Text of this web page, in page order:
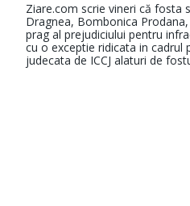
Ziare.com scrie vineri că fosta
Dragnea, Bombonica
prag al prejudiciului pentru
cu o exceptie ridicata in cadrul
judecata de ICCJ alaturi de